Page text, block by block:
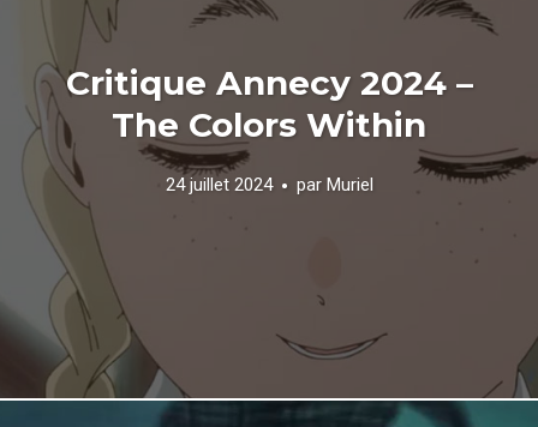
Critique Annecy 2024 –
The Colors Within
24 juillet 2024 par Muriel